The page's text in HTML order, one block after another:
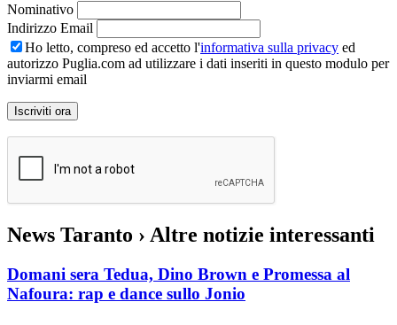
Nominativo
Indirizzo Email
Ho letto, compreso ed accetto l'informativa sulla privacy ed
autorizzo Puglia.com ad utilizzare i dati inseriti in questo modulo per
inviarmi email
News Taranto › Altre notizie interessanti
Domani sera Tedua, Dino Brown e Promessa al
Nafoura: rap e dance sullo Jonio